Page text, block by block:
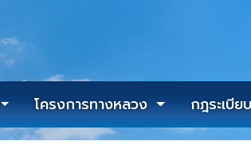
โครงการทางหลวง กฎระเบี